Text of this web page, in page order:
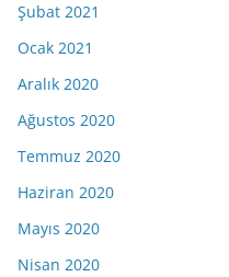
Şubat 2021
Ocak 2021
Aralık 2020
Ağustos 2020
Temmuz 2020
Haziran 2020
Mayıs 2020
Nisan 2020